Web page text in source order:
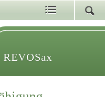
REVOSax